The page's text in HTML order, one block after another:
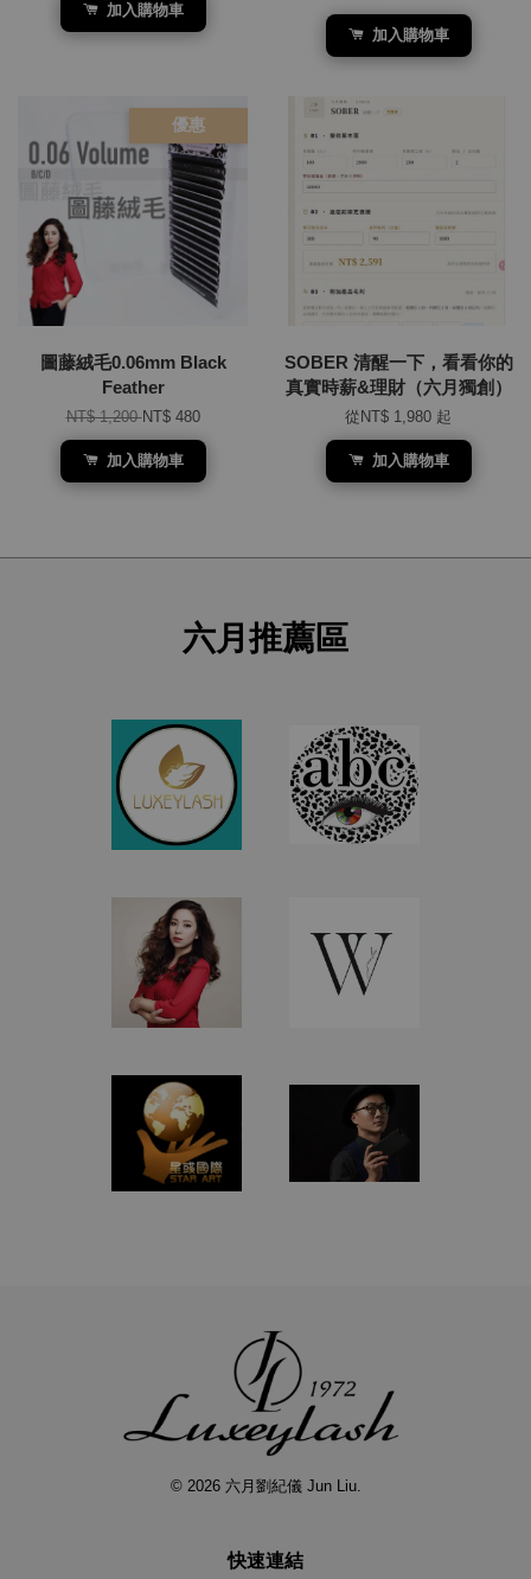
加入購物車
加入購物車
優惠
圖藤絨毛0.06mm Black
Feather
NT$ 1,200NT$ 480
加入購物車
SOBER 清醒一下，看看你的
真實時薪&理財（六月獨創）
從NT$ 1,980 起
加入購物車
六月推薦區
© 2026 六月劉紀儀 Jun Liu.
快速連結